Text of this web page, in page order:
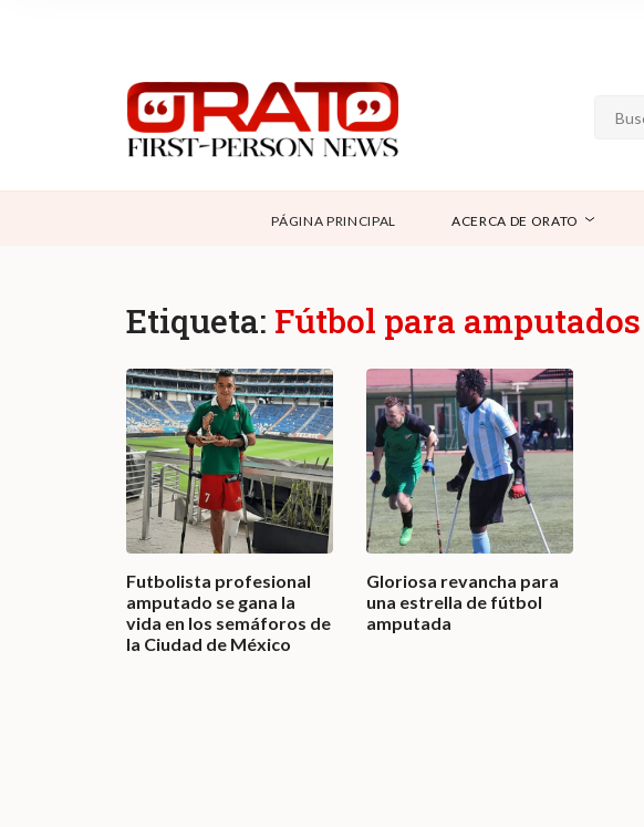
SUPPORT
CONTÁCTANOS
PÁGINA PRINCIPAL ACERCA DE ORATO
Etiqueta: Fútbol para amputados
Futbolista profesional
amputado se gana la
vida en los semáforos de
la Ciudad de México
Gloriosa revancha para
una estrella de fútbol
amputada